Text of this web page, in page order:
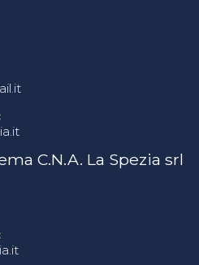
C.N.A. La Spezia srl